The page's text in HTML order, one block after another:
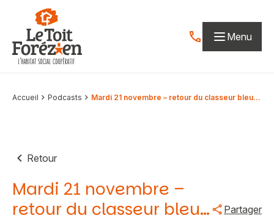
Aller au contenu
Contactez-nous
Menu
Accueil Podcasts Mardi 21 novembre – retour du classeur bleu…
Retour
Mardi 21 novembre –
retour du classeur bleu…
Partager